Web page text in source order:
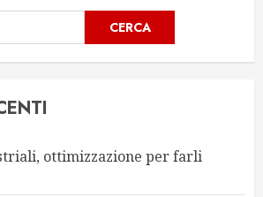
CERCA
ottimizzazione per farli